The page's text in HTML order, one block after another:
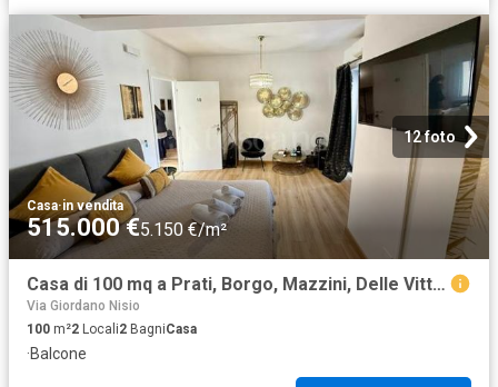
12 foto
Casa·in vendita
515.000 €5.150 €/m²
Casa di 100 mq a Prati, Borgo, Mazzini, Delle Vittorie, Degli Eroi Roma
Via Giordano Nisio
100 m²2 Locali2 BagniCasa
·Balcone